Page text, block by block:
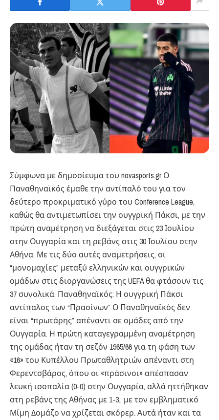
Σύμφωνα με δημοσίευμα του novasports.gr Ο
Παναθηναϊκός έμαθε την αντίπαλό του για τον
δεύτερο προκριματικό γύρο του Conference League,
καθώς θα αντιμετωπίσει την ουγγρική Πάκσι, με την
πρώτη αναμέτρηση να διεξάγεται στις 23 Ιουλίου
στην Ουγγαρία και τη ρεβάνς στις 30 Ιουλίου στην
Αθήνα. Με τις δύο αυτές αναμετρήσεις, οι
“μονομαχίες” μεταξύ ελληνικών και ουγγρικών
ομάδων στις διοργανώσεις της UEFA θα φτάσουν τις
37 συνολικά. Παναθηναϊκός: Η ουγγρική Πάκσι
αντίπαλος των “Πρασίνων” Ο Παναθηναϊκός δεν
είναι “πρωτάρης” απέναντι σε ομάδες από την
Ουγγαρία. Η πρώτη καταγεγραμμένη αναμέτρηση
της ομάδας ήταν τη σεζόν 1965/66 για τη φάση των
«16» του Κυπέλλου Πρωταθλητριών απέναντι στη
Φερεντσβάρος, όπου οι «πράσινοι» απέσπασαν
λευκή ισοπαλία (0-0) στην Ουγγαρία, αλλά ηττήθηκαν
στη ρεβάνς της Αθήνας με 1-3., με τον εμβληματικό
Μίμη Δομάζο να χρίζεται σκόρερ. Αυτά ήταν και τα